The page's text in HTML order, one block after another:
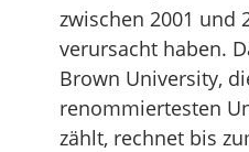
zwischen 2001 und
verursacht haben.
Brown University,
renommiertesten
zählt, rechnet bis